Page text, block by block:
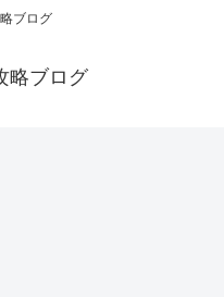
ブログ
略ブログ